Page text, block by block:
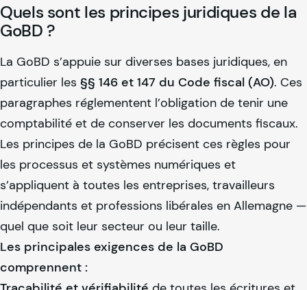
Quels sont les principes juridiques de la
GoBD ?
La GoBD s’appuie sur diverses bases juridiques, en
particulier les §§ 146 et 147 du Code fiscal (AO). Ces
paragraphes réglementent l’obligation de tenir une
comptabilité et de conserver les documents fiscaux.
Les principes de la GoBD précisent ces règles pour
les processus et systèmes numériques et
s’appliquent à toutes les entreprises, travailleurs
indépendants et professions libérales en Allemagne —
quel que soit leur secteur ou leur taille.
Les principales exigences de la GoBD
comprennent :